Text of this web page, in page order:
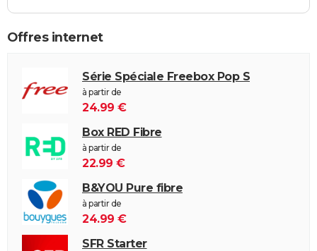
Offres internet
Série Spéciale Freebox Pop S
à partir de
24.99 €
Box RED Fibre
à partir de
22.99 €
B&YOU Pure fibre
à partir de
24.99 €
SFR Starter